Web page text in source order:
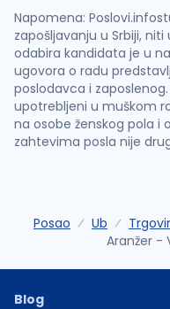
Napomena:
zapošljavanju u Srbiji,
odabira kandidata je u
ugovora o radu
poslodavca i
upotrebljeni u muškom
na osobe ženskog pola i
zahtevima posla nije
Posao Ub
Aranžer -
Blog